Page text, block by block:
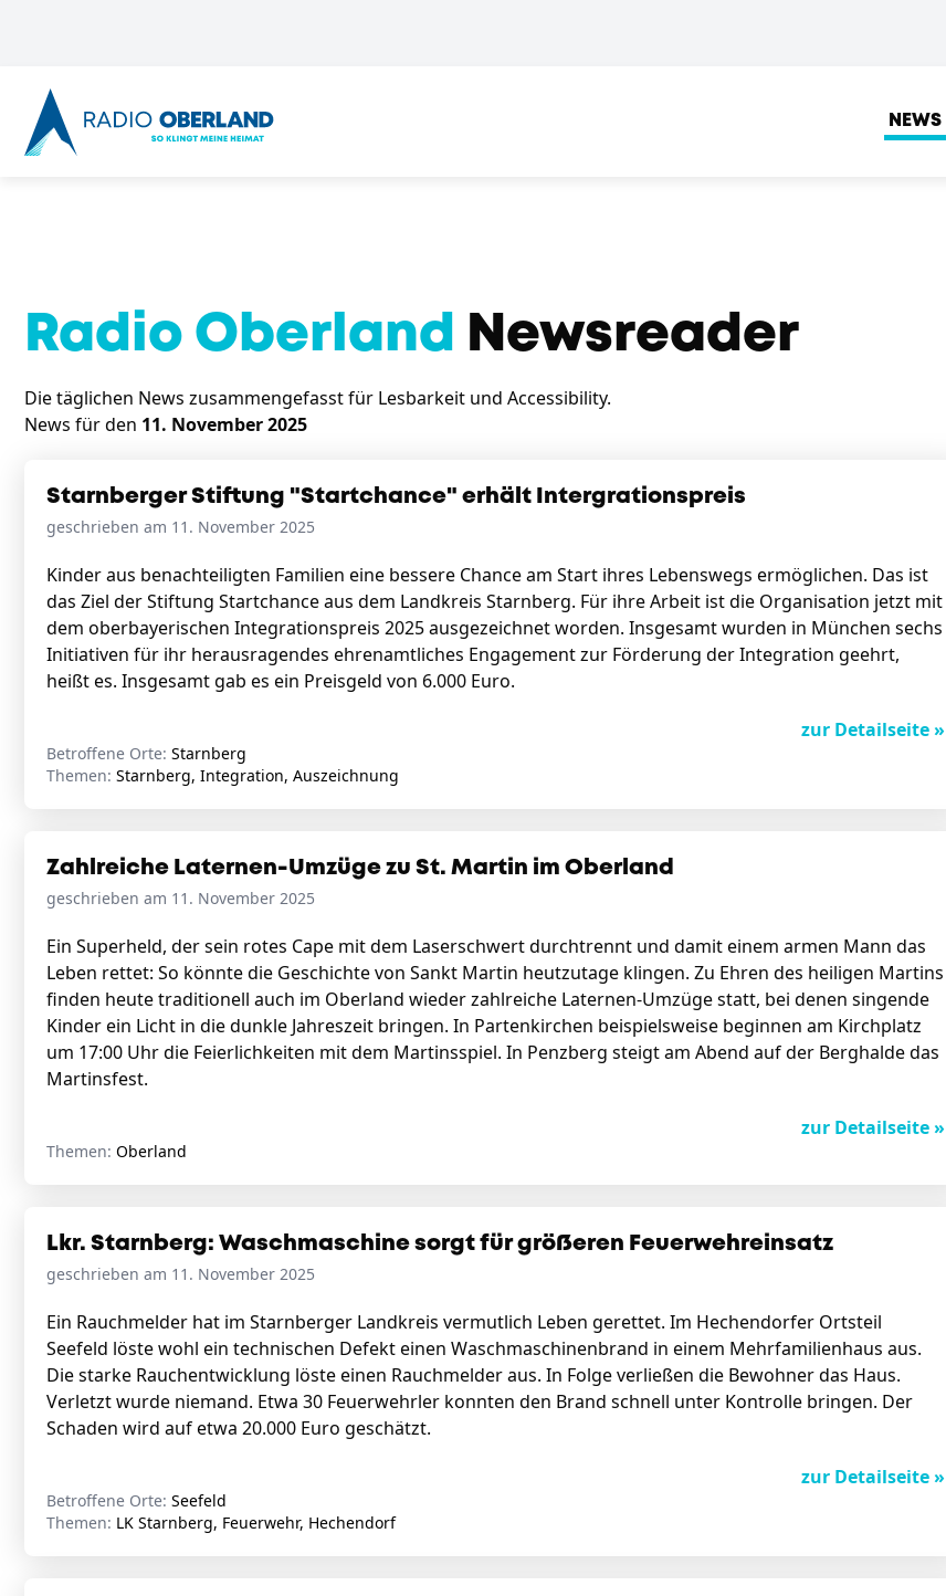
NEWS
Radio Oberland Newsreader
Die täglichen News zusammengefasst für Lesbarkeit und Accessibility.
News für den 11. November 2025
Starnberger Stiftung "Startchance" erhält Intergrationspreis
geschrieben am 11. November 2025
Kinder aus benachteiligten Familien eine bessere Chance am Start ihres Lebenswegs ermöglichen. Das ist
das Ziel der Stiftung Startchance aus dem Landkreis Starnberg. Für ihre Arbeit ist die Organisation jetzt mit
dem oberbayerischen Integrationspreis 2025 ausgezeichnet worden. Insgesamt wurden in München sechs
Initiativen für ihr herausragendes ehrenamtliches Engagement zur Förderung der Integration geehrt,
heißt es. Insgesamt gab es ein Preisgeld von 6.000 Euro.
zur Detailseite »
Betroffene Orte: Starnberg
Themen: Starnberg, Integration, Auszeichnung
Zahlreiche Laternen-Umzüge zu St. Martin im Oberland
geschrieben am 11. November 2025
Ein Superheld, der sein rotes Cape mit dem Laserschwert durchtrennt und damit einem armen Mann das
Leben rettet: So könnte die Geschichte von Sankt Martin heutzutage klingen. Zu Ehren des heiligen Martins
finden heute traditionell auch im Oberland wieder zahlreiche Laternen-Umzüge statt, bei denen singende
Kinder ein Licht in die dunkle Jahreszeit bringen. In Partenkirchen beispielsweise beginnen am Kirchplatz
um 17:00 Uhr die Feierlichkeiten mit dem Martinsspiel. In Penzberg steigt am Abend auf der Berghalde das
Martinsfest.
zur Detailseite »
Themen: Oberland
Lkr. Starnberg: Waschmaschine sorgt für größeren Feuerwehreinsatz
geschrieben am 11. November 2025
Ein Rauchmelder hat im Starnberger Landkreis vermutlich Leben gerettet. Im Hechendorfer Ortsteil
Seefeld löste wohl ein technischen Defekt einen Waschmaschinenbrand in einem Mehrfamilienhaus aus.
Die starke Rauchentwicklung löste einen Rauchmelder aus. In Folge verließen die Bewohner das Haus.
Verletzt wurde niemand. Etwa 30 Feuerwehrler konnten den Brand schnell unter Kontrolle bringen. Der
Schaden wird auf etwa 20.000 Euro geschätzt.
zur Detailseite »
Betroffene Orte: Seefeld
Themen: LK Starnberg, Feuerwehr, Hechendorf